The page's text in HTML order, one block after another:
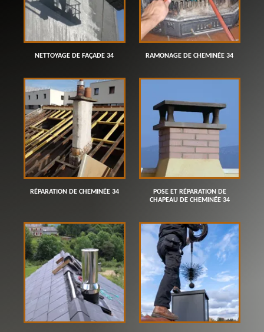
NETTOYAGE DE FAÇADE 34 RAMONAGE DE CHEMINÉE 34
RÉPARATION DE CHEMINÉE 34
POSE ET RÉPARATION DE
CHAPEAU DE CHEMINÉE 34